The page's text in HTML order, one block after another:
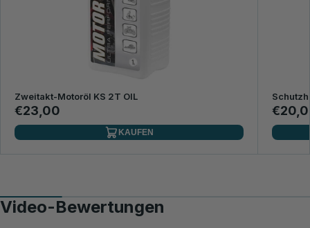
Zweitakt-Motoröl KS 2T OIL
€23,00
KAUFEN
Video-Bewertungen